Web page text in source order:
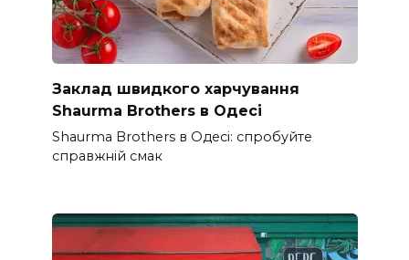
Заклад швидкого харчування
Shaurma Brothers в Одесі
Shaurma Brothers в Одесі: спробуйте
справжній смак